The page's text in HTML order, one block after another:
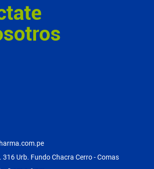
316 Urb. Fundo Chacra Cerro - Comas